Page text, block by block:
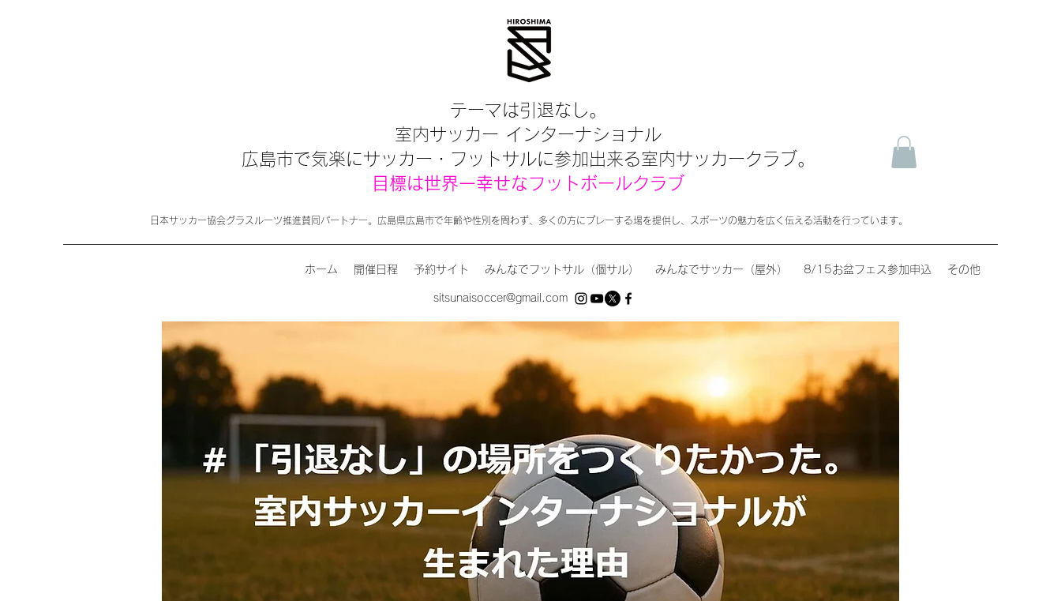
テーマは引退なし。
室内サッカー インターナショナル
広島市で気楽にサッカー・フットサルに参加出来る室内サッカークラブ。
目標は世界一幸せなフットボールクラブ
日本サッカー協会グラスルーツ推進賛同パートナー。広島県広島市で年齢や性別を問わず、多くの方にプレーする場を提供し、スポーツの魅力を広く伝える活動を行っています。
ホーム 開催日程 予約サイト みんなでフットサル（個サル） みんなでサッカー（屋外） 8/15お盆フェス参加申込 その他
sitsunaisoccer@gmail.com